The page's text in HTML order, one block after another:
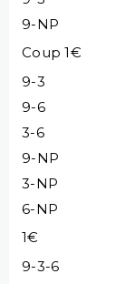
9-NP
Coup 1€
9-3
9-6
3-6
9-NP
3-NP
6-NP
1€
9-3-6